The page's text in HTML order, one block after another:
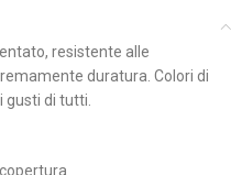
resistente alle
duratura. Colori di
di tutti.